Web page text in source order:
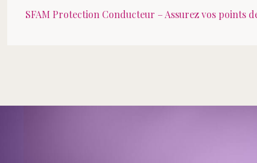
SFAM Protection Conducteur – Assurez vos points